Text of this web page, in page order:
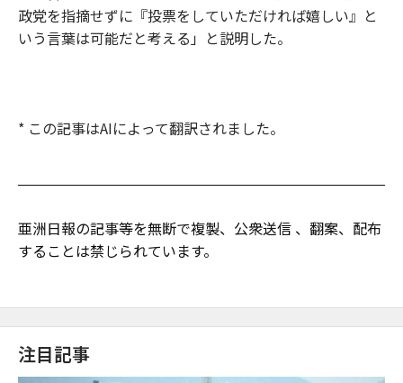
政党を指摘せずに『投票をしていただければ嬉しい』と
いう言葉は可能だと考える」と説明した。
* この記事はAIによって翻訳されました。
亜洲日報の記事等を無断で複製、公衆送信 、翻案、配布
することは禁じられています。
注目記事